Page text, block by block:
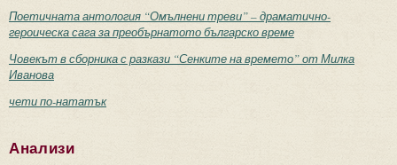
Поетичната антология “Омълнени треви” – драматично-
героическа сага за преобърнатото българско време
Човекът в сборника с разкази “Сенките на времето” от Милка
Иванова
чети по-нататък
Анализи